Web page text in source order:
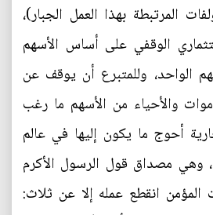
المرتبطة بهذا العمل الجبار)،
الوقفي على أساس الأسهم
الواحد، وللمتبرع أن يوقف عن
والأحياء من الأسهم ما رغب
أحوج ما يكون إليها في عالم
وهي مصداق قول الرسول الأكرم
انقطع عمله إلا عن ثلاث: